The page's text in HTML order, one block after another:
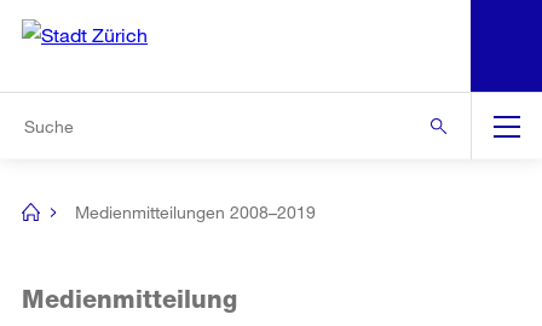
Navigation
[no
Medienmitteilungen 2008–2019
Medienmitteilung